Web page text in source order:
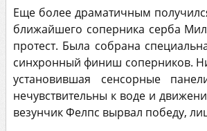
Еще более драматичным
ближайшего соперника серба
протест. Была собрана
синхронный финиш соперников.
установившая сенсорные
нечувствительны к воде и
везунчик Фелпс вырвал победу,